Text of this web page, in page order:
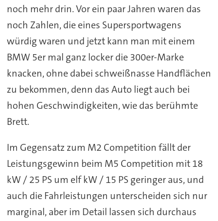
noch mehr drin. Vor ein paar Jahren waren das
noch Zahlen, die eines Supersportwagens
würdig waren und jetzt kann man mit einem
BMW 5er mal ganz locker die 300er-Marke
knacken, ohne dabei schweißnasse Handflächen
zu bekommen, denn das Auto liegt auch bei
hohen Geschwindigkeiten, wie das berühmte
Brett.
Im Gegensatz zum M2 Competition fällt der
Leistungsgewinn beim M5 Competition mit 18
kW / 25 PS um elf kW / 15 PS geringer aus, und
auch die Fahrleistungen unterscheiden sich nur
marginal, aber im Detail lassen sich durchaus